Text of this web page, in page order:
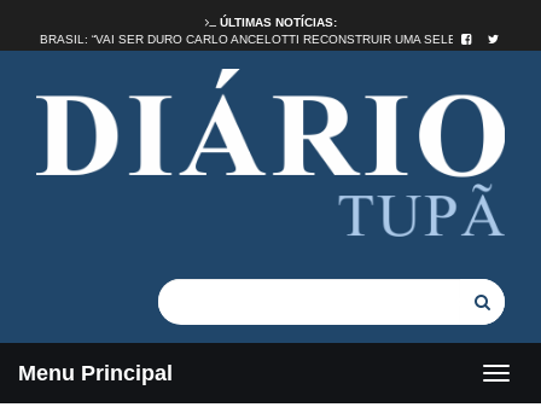
ÚLTIMAS NOTÍCIAS:
NO BRASIL: “VAI SER DURO CARLO ANCELOTTI RECONSTRUIR UMA SELEÇÃO”
Menu Principal